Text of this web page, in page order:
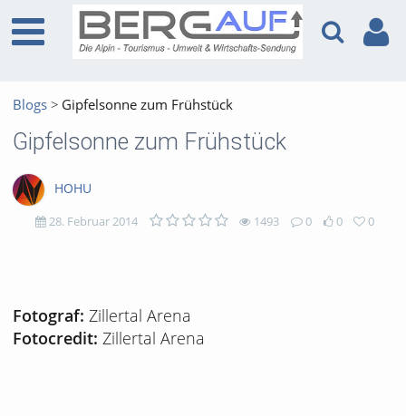
Blogs Gipfelsonne zum Frühstück
Gipfelsonne zum Frühstück
HOHU
28. Februar 2014 1493 0 0 0
Fotograf: Zillertal Arena
Fotocredit: Zillertal Arena